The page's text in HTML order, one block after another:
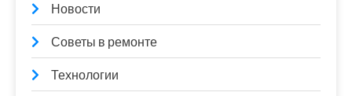
Новости
Советы в ремонте
Технологии